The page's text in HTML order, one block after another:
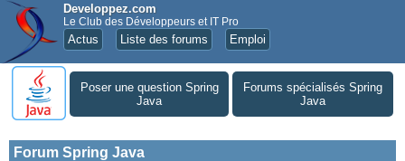
Developpez.com
Le Club des Développeurs et IT Pro
Actus Liste des forums Emploi
Poser une question Spring
Java
Forums spécialisés Spring
Java
Forum Spring Java